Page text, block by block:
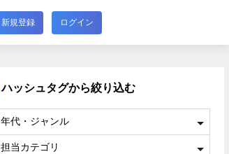
新規登録 ログイン
ハッシュタグから絞り込む
年代・ジャンル
担当カテゴリ